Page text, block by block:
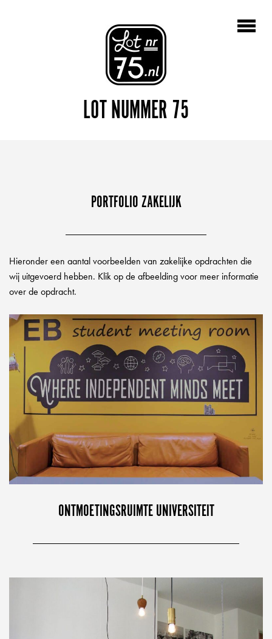
LOT NUMMER 75
PORTFOLIO ZAKELIJK
Hieronder een aantal voorbeelden van zakelijke opdrachten die
wij uitgevoerd hebben. Klik op de afbeelding voor meer informatie
over de opdracht.
ONTMOETINGSRUIMTE UNIVERSITEIT